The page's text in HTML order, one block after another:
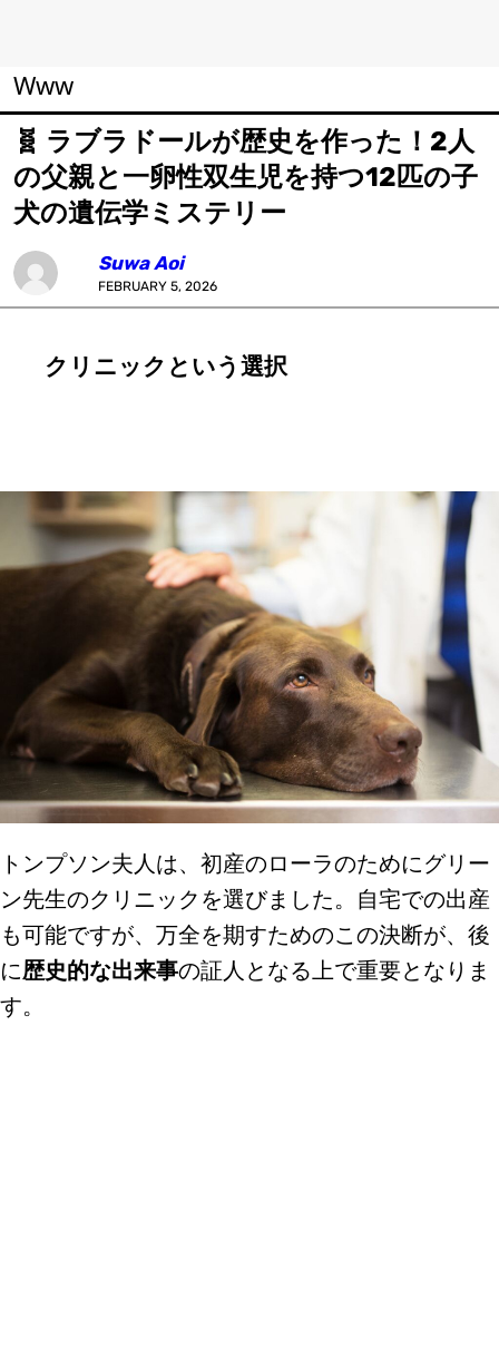
Www
🧬 ラブラドールが歴史を作った！2人
の父親と一卵性双生児を持つ12匹の子
犬の遺伝学ミステリー
Suwa Aoi
FEBRUARY 5, 2026
クリニックという選択
トンプソン夫人は、初産のローラのためにグリー
ン先生のクリニックを選びました。自宅での出産
も可能ですが、万全を期すためのこの決断が、後
に歴史的な出来事の証人となる上で重要となりま
す。